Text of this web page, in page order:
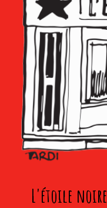
L'étoile noire